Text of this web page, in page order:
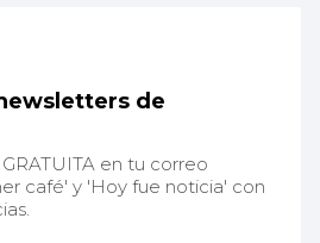
de
en tu correo
café' y 'Hoy fue noticia' con